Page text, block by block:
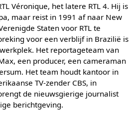
Véronique, het latere RTL 4. Hij is
maar reist in 1991 af naar New
Staten voor RTL te
voor een verblijf in Brazilië is
Het reportageteam van
een producer, een cameraman
Het team houdt kantoor in
TV-zender CBS, in
de nieuwsgierige journalist
berichtgeving.